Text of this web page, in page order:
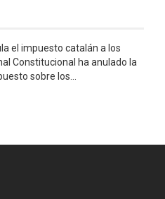
el impuesto catalán a los
Constitucional ha anulado la
sobre los...